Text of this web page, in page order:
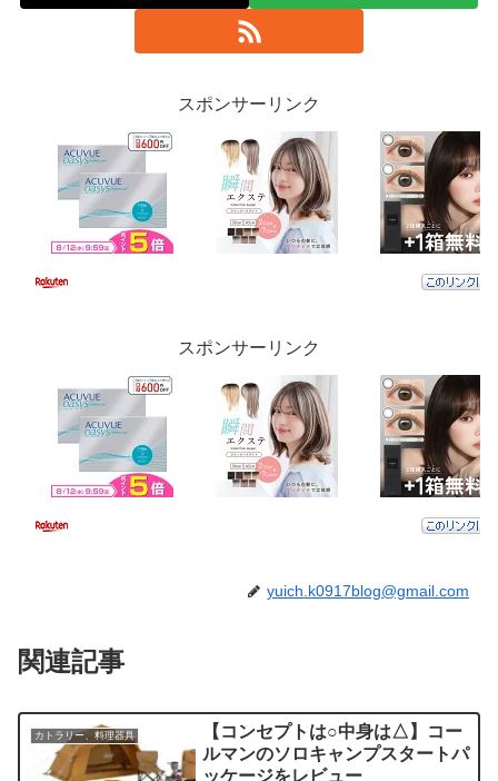
スポンサーリンク
スポンサーリンク
yuich.k0917blog@gmail.com
関連記事
カトラリー、料理器具
【コンセプトは○中身は△】コー
ルマンのソロキャンプスタートパ
ッケージをレビュー